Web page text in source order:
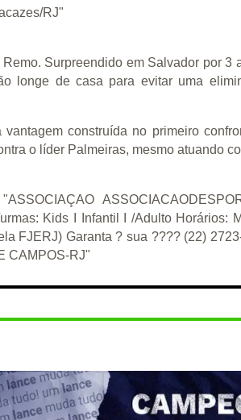
Surpreendido em Salvador por 3
longe de casa para evitar uma
construída no primeiro
o líder Palmeiras, mesmo atuando